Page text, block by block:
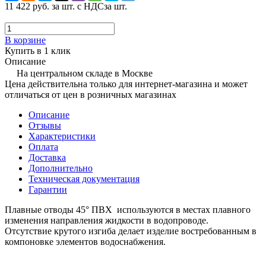
11 422 руб. за шт. с НДСза шт.
В корзине
Купить в 1 клик
Описание
На центральном складе в Москве
Цена действительна только для интернет-магазина и может
отличаться от цен в розничных магазинах
Описание
Отзывы
Характеристики
Оплата
Доставка
Дополнительно
Техническая документация
Гарантии
Плавные отводы 45° ПВХ используются в местах плавного
изменения направления жидкости в водопроводе.
Отсутствие крутого изгиба делает изделие востребованным в
компоновке элементов водоснабжения.